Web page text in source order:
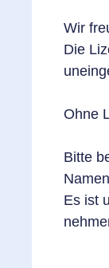
Wir
Die
Ohne
Bitte
Es ist